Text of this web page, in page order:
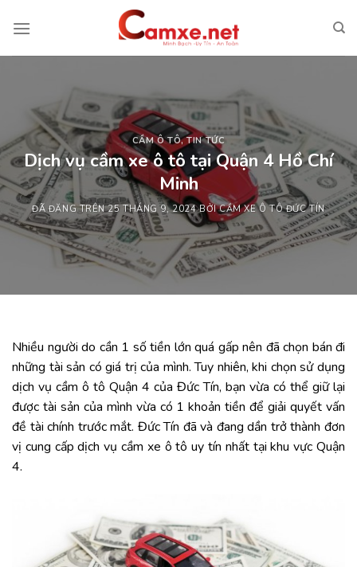
đến
CẦM Ô TÔ,TIN TỨC
Dịch vụ cầm xe ô tô tại Quận 4 Hồ Chí
Minh
ĐÃ ĐĂNG TRÊN25 THÁNG 9, 2024 BỞICẦM XE Ô TÔ ĐỨC TÍN
Nhiều người do cần 1 số tiền lớn quá gấp nên đã chọn bán đi
những tài sản có giá trị của mình. Tuy nhiên, khi chọn sử dụng
dịch vụ cầm ô tô Quận 4 của Đức Tín, bạn vừa có thể giữ lại
được tài sản của mình vừa có 1 khoản tiền để giải quyết vấn
đề tài chính trước mắt. Đức Tín đã và đang dần trở thành đơn
vị cung cấp dịch vụ cầm xe ô tô uy tín nhất tại khu vực Quận
4.